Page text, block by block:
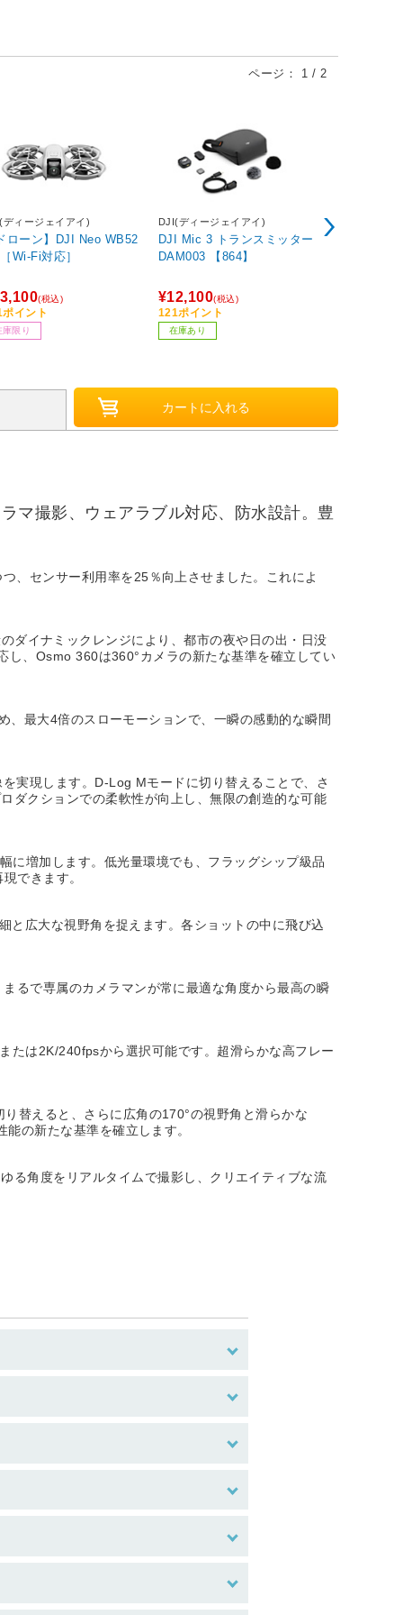
ページ： 1 / 2
ディージェイアイ)
ローン】DJI Neo WB52
Wi-Fi対応］
(税込)
イント
庫限り
DJI(ディージェイアイ)
DJI Mic 3 トランスミッター
DAM003 【864】
¥12,100(税込)
121ポイント
在庫あり
マ撮影、ウェアラブル対応、防水設計。豊
、センサー利用率を25％向上させました。これによ
ダイナミックレンジにより、都市の夜や日の出・日没
し、Osmo 360は360°カメラの新たな基準を確立してい
最大4倍のスローモーションで、一瞬の感動的な瞬間
実現します。D-Log Mモードに切り替えることで、さ
ダクションでの柔軟性が向上し、無限の創造的な可能
に増加します。低光量環境でも、フラッグシップ級品
できます。
と広大な視野角を捉えます。各ショットの中に飛び込
るで専属のカメラマンが常に最適な角度から最高の瞬
たは2K/240fpsから選択可能です。超滑らかな高フレー
替えると、さらに広角の170°の視野角と滑らかな
の新たな基準を確立します。
る角度をリアルタイムで撮影し、クリエイティブな流